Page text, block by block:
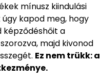
mínusz kiindulási
kapod meg, hogy
képződéshőit a
majd kivonod
Ez nem trükk: a